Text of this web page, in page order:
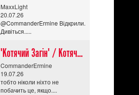
MaxxLight
20.07.26
@CommanderErmine Відкрили.
Дивіться.....
"Котячий Загін" / Котячий апокаліпсис / Cat Shit One
CommanderErmine
19.07.26
тобто ніколи ніхто не
побачить це, якщо....